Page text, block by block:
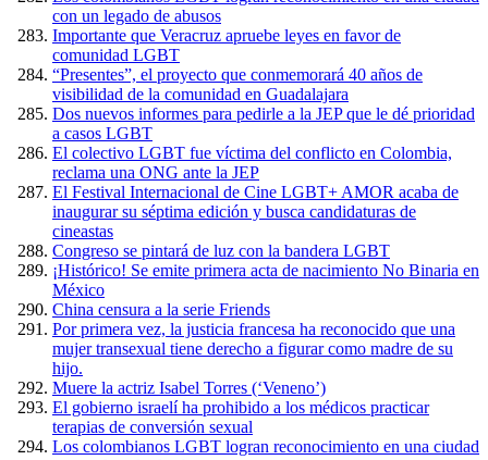
con un legado de abusos
Importante que Veracruz apruebe leyes en favor de
comunidad LGBT
“Presentes”, el proyecto que conmemorará 40 años de
visibilidad de la comunidad en Guadalajara
Dos nuevos informes para pedirle a la JEP que le dé prioridad
a casos LGBT
El colectivo LGBT fue víctima del conflicto en Colombia,
reclama una ONG ante la JEP
El Festival Internacional de Cine LGBT+ AMOR acaba de
inaugurar su séptima edición y busca candidaturas de
cineastas
Congreso se pintará de luz con la bandera LGBT
¡Histórico! Se emite primera acta de nacimiento No Binaria en
México
China censura a la serie Friends
Por primera vez, la justicia francesa ha reconocido que una
mujer transexual tiene derecho a figurar como madre de su
hijo.
Muere la actriz Isabel Torres (‘Veneno’)
El gobierno israelí ha prohibido a los médicos practicar
terapias de conversión sexual
Los colombianos LGBT logran reconocimiento en una ciudad